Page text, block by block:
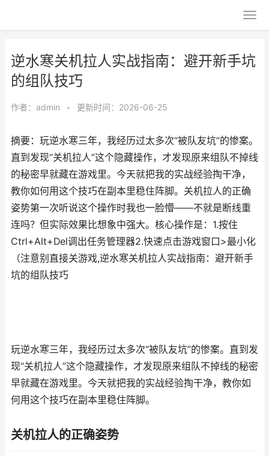
逆水寒关机拉人实战指南：避开新手坑
的组队技巧
作者： admin • 更新时间：2026-06-25
摘要：玩逆水寒三年，我经历过太多次“被队友坑”的惨案。
直到发现“关机拉人”这个隐藏操作，才发现原来组队不掉线
的秘密早就藏在游戏里。今天就把我的实战经验掏干净，
教你如何用这个技巧在副本里稳住阵脚。关机拉人的正确
姿势第一次听说这个操作时我也一脸懵——不就是断线重
连吗？但实际效果比想象中强大。核心操作是：1.按住
Ctrl+Alt+Del调出任务管理器2.快速点击游戏窗口>最小化
（注意别直接关游戏,逆水寒关机拉人实战指南：避开新手
坑的组队技巧
玩逆水寒三年，我经历过太多次“被队友坑”的惨案。直到发
现“关机拉人”这个隐藏操作，才发现原来组队不掉线的秘密
早就藏在游戏里。今天就把我的实战经验掏干净，教你如
何用这个技巧在副本里稳住阵脚。
关机拉人的正确姿势